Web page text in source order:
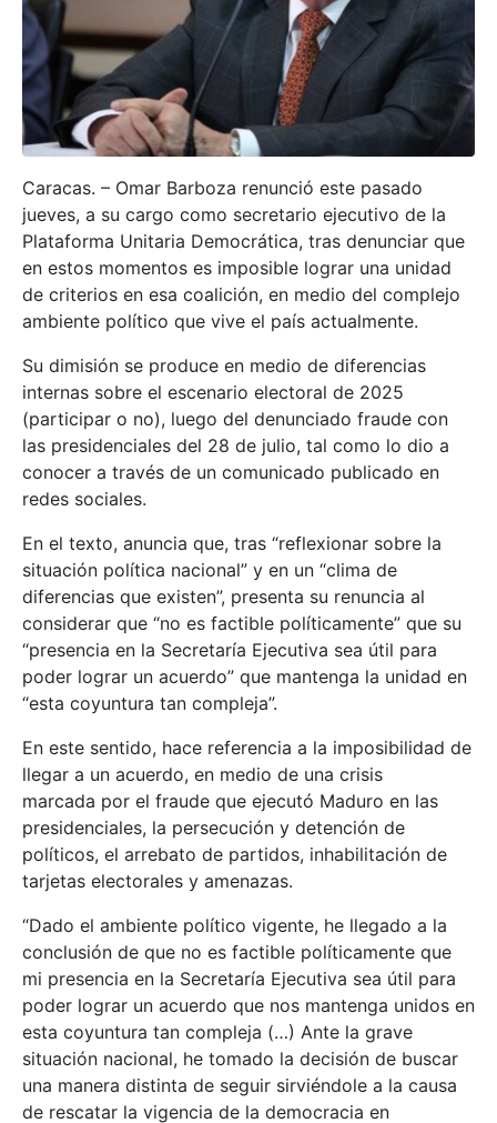
Caracas. – Omar Barboza renunció este pasado
jueves, a su cargo como secretario ejecutivo de la
Plataforma Unitaria Democrática, tras denunciar que
en estos momentos es imposible lograr una unidad
de criterios en esa coalición, en medio del complejo
ambiente político que vive el país actualmente.
Su dimisión se produce en medio de diferencias
internas sobre el escenario electoral de 2025
(participar o no), luego del denunciado fraude con
las presidenciales del 28 de julio, tal como lo dio a
conocer a través de un comunicado publicado en
redes sociales.
En el texto, anuncia que, tras “reflexionar sobre la
situación política nacional” y en un “clima de
diferencias que existen”, presenta su renuncia al
considerar que “no es factible políticamente” que su
“presencia en la Secretaría Ejecutiva sea útil para
poder lograr un acuerdo” que mantenga la unidad en
“esta coyuntura tan compleja”.
En este sentido, hace referencia a la imposibilidad de
llegar a un acuerdo, en medio de una crisis
marcada por el fraude que ejecutó Maduro en las
presidenciales, la persecución y detención de
políticos, el arrebato de partidos, inhabilitación de
tarjetas electorales y amenazas.
“Dado el ambiente político vigente, he llegado a la
conclusión de que no es factible políticamente que
mi presencia en la Secretaría Ejecutiva sea útil para
poder lograr un acuerdo que nos mantenga unidos en
esta coyuntura tan compleja (…) Ante la grave
situación nacional, he tomado la decisión de buscar
una manera distinta de seguir sirviéndole a la causa
de rescatar la vigencia de la democracia en